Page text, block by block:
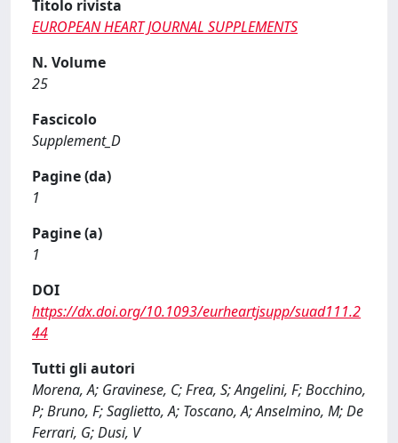
Titolo rivista
EUROPEAN HEART JOURNAL SUPPLEMENTS
N. Volume
25
Fascicolo
Supplement_D
Pagine (da)
1
Pagine (a)
1
DOI
https://dx.doi.org/10.1093/eurheartjsupp/suad111.2
44
Tutti gli autori
Morena, A; Gravinese, C; Frea, S; Angelini, F; Bocchino,
P; Bruno, F; Saglietto, A; Toscano, A; Anselmino, M; De
Ferrari, G; Dusi, V